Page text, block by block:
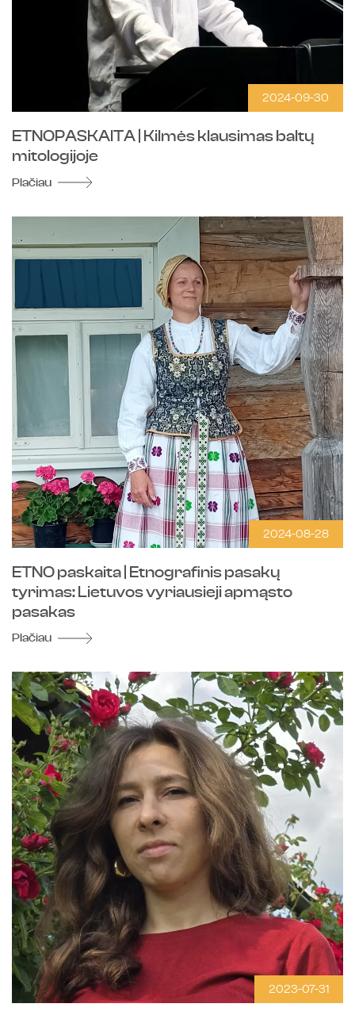
2024-09-30
ETNOPASKAITA | Kilmės klausimas baltų
mitologijoje
Plačiau
2024-08-28
ETNO paskaita | Etnografinis pasakų
tyrimas: Lietuvos vyriausieji apmąsto
pasakas
Plačiau
2023-07-31